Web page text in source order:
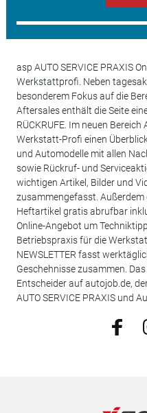
asp AUTO SERVICE PRAXIS
Werkstattprofi. Neben
besonderem Fokus auf die
Aftersales enthält die Seite
RÜCKRUFE. Im neuen
Werkstatt-Profi einen
und Automodelle mit allen
sowie Rückruf- und
wichtigen Artikel, Bilder und
zusammengefasst.
Heftartikel gratis abrufbar
Online-Angebot um
Betriebspraxis für die
NEWSLETTER fasst
Geschehnisse zusammen.
Entscheider auf autojob.de,
AUTO SERVICE PRAXIS und